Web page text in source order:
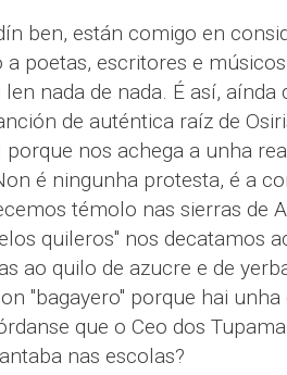
ben, están comigo en
poetas, escritores e
nada de nada. É así, aínda
de auténtica raíz de
nos achega a unha
é ningunha protesta, é a
témolo nas sierras de
quileros" nos decatamos
ao quilo de azucre e de
"bagayero" porque hai
que o Ceo dos
nas escolas?